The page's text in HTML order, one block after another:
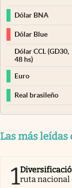
Dólar BNA
Dólar Blue
Dólar CCL (GD30,
48 hs)
Euro
Real brasileño
Las más leídas
1ruta nacional